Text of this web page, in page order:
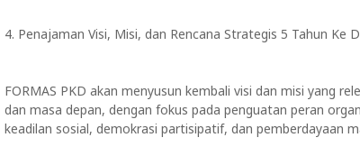
4. Penajaman Visi, Misi, dan Rencana Strategis 5 Tahun Ke
FORMAS PKD akan menyusun kembali visi dan misi yang
dan masa depan, dengan fokus pada penguatan peran
keadilan sosial, demokrasi partisipatif, dan pemberdayaan